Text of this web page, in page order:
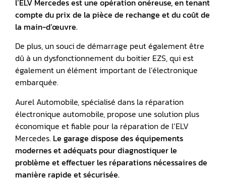
l’ELV Mercedes est une opération onéreuse, en tenant
compte du prix de la pièce de rechange et du coût de
la main-d’œuvre.
De plus, un souci de démarrage peut également être
dû à un dysfonctionnement du boitier EZS, qui est
également un élément important de l’électronique
embarquée.
Aurel Automobile, spécialisé dans la réparation
électronique automobile, propose une solution plus
économique et fiable pour la réparation de l’ELV
Mercedes. Le garage dispose des équipements
modernes et adéquats pour diagnostiquer le
problème et effectuer les réparations nécessaires de
manière rapide et sécurisée.